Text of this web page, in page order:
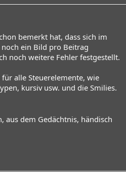
bemerkt hat, dass sich im
ein Bild pro Beitrag
noch weitere Fehler festgestellt.
alle Steuerelemente, wie
kursiv usw. und die Smilies.
aus dem Gedächtnis, händisch